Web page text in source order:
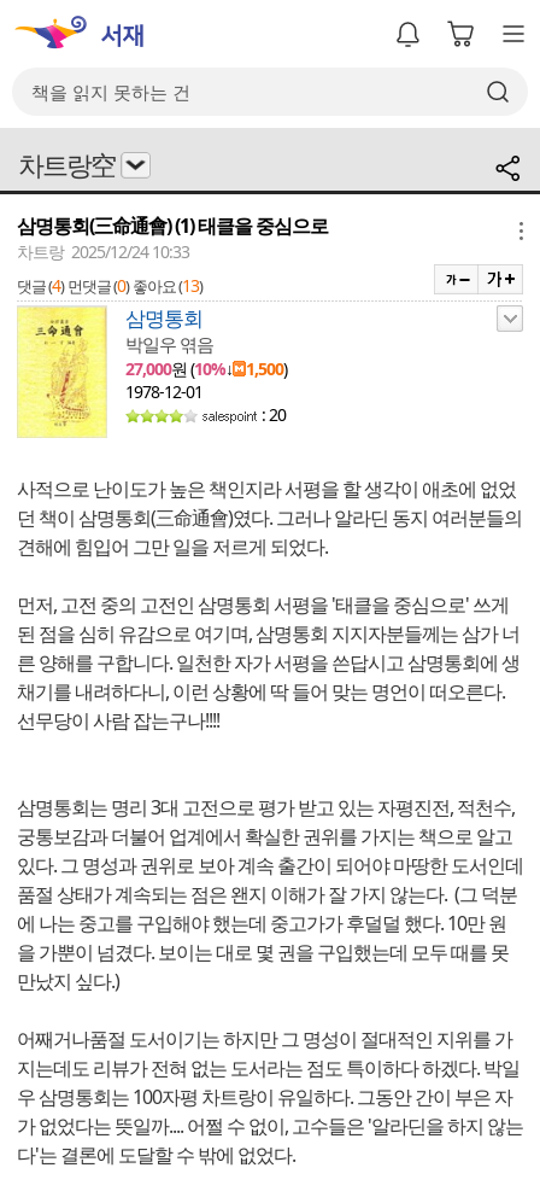
차트랑空
삼명통회(三命通會) (1) 태클을 중심으로
차트랑 2025/12/24 10:33
댓글 (4) 먼댓글 (0) 좋아요 (13)
삼명통회
박일우 엮음
27,000원 (10%↓ 1,500)
1978-12-01
: 20
사적으로 난이도가 높은 책인지라 서평을 할 생각이 애초에 없었
던 책이 삼명통회(三命通會)였다. 그러나 알라딘 동지 여러분들의
견해에 힘입어 그만 일을 저르게 되었다.
먼저, 고전 중의 고전인 삼명통회 서평을 '태클을 중심으로' 쓰게
된 점을 심히 유감으로 여기며, 삼명통회 지지자분들께는 삼가 너
른 양해를 구합니다. 일천한 자가 서평을 쓴답시고 삼명통회에 생
채기를 내려하다니, 이런 상황에 딱 들어 맞는 명언이 떠오른다.
선무당이 사람 잡는구나!!!!
삼명통회는 명리 3대 고전으로 평가 받고 있는 자평진전, 적천수,
궁통보감과 더불어 업계에서 확실한 권위를 가지는 책으로 알고
있다. 그 명성과 권위로 보아 계속 출간이 되어야 마땅한 도서인데
품절 상태가 계속되는 점은 왠지 이해가 잘 가지 않는다. (그 덕분
에 나는 중고를 구입해야 했는데 중고가가 후덜덜 했다. 10만 원
을 가뿐이 넘겼다. 보이는 대로 몇 권을 구입했는데 모두 때를 못
만났지 싶다.)
어째거나품절 도서이기는 하지만 그 명성이 절대적인 지위를 가
지는데도 리뷰가 전혀 없는 도서라는 점도 특이하다 하겠다. 박일
우 삼명통회는 100자평 차트랑이 유일하다. 그동안 간이 부은 자
가 없었다는 뜻일까.... 어쩔 수 없이, 고수들은 '알라딘을 하지 않는
다'는 결론에 도달할 수 밖에 없었다.